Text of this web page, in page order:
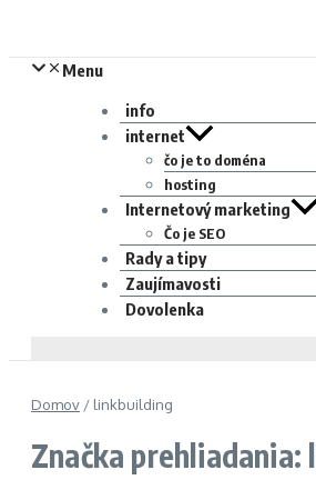
Menu
info
internet
čo je to doména
hosting
Internetový marketing
Čo je SEO
Rady a tipy
Zaujímavosti
Dovolenka
Domov / linkbuilding
Značka prehliadania: